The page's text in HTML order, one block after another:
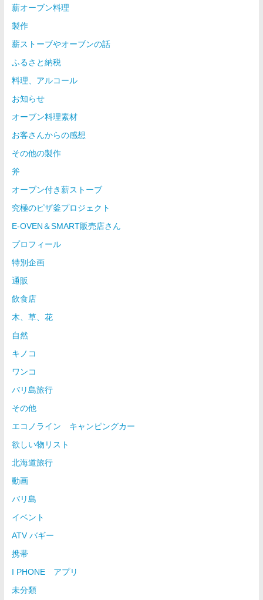
薪オーブン料理
製作
薪ストーブやオーブンの話
ふるさと納税
料理、アルコール
お知らせ
オーブン料理素材
お客さんからの感想
その他の製作
斧
オーブン付き薪ストーブ
究極のピザ釜プロジェクト
E-OVEN＆SMART販売店さん
プロフィール
特別企画
通販
飲食店
木、草、花
自然
キノコ
ワンコ
バリ島旅行
その他
エコノライン キャンピングカー
欲しい物リスト
北海道旅行
動画
バリ島
イベント
ATV バギー
携帯
I PHONE アプリ
未分類